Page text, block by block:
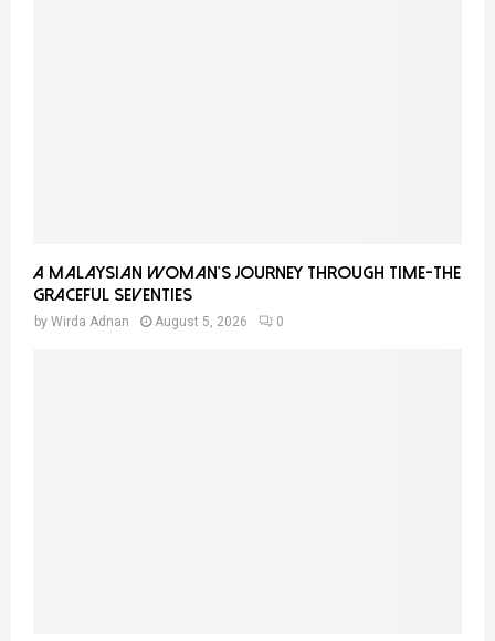
A Malaysian Woman’s Journey Through Time-THE
GRACEFUL SEVENTIES
by Wirda Adnan August 5, 2026 0